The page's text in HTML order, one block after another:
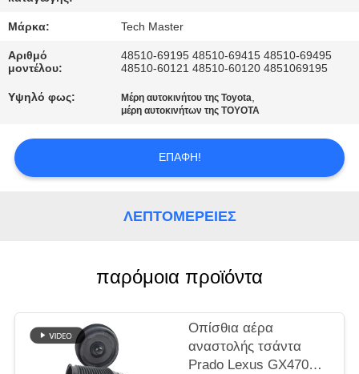
ΠΟΙΌΤΗΤΑΣ
ΕΠΙΚΟΙΝΩΝΉΣΤΕ
ΜΑΖΊ
ΝΈΑ
ΠΡΟΣΦΟΡΆ
ΧΆΡΤΗΣ
ΙΣΤΌΤΟΠΟΥ
Μάρκα: Tech Master
Αριθμό
μοντέλου:
48510-69195 48510-69415 48510-69495
48510-60121 48510-60120 4851069195
Υψηλό φως: Μέρη αυτοκινήτου της Toyota,
μέρη αυτοκινήτων της TOYOTA
ΕΠΑΦΉ!
ΛΕΠΤΟΜΈΡΕΙΕΣ
παρόμοια προϊόντα
Οπίσθια αέρα
αναστολής τσάντα
Prado Lexus GX470